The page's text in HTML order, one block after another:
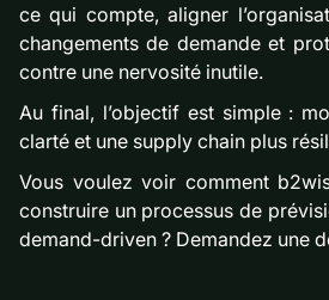
ce qui compte, aligner
changements de demande et
contre une nervosité inutile.
Au final, l’objectif est simple :
clarté et une supply chain plus
Vous voulez voir comment
construire un processus de
demand-driven ? Demandez une